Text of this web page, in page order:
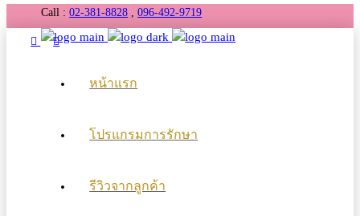
Call :02-381-8828 ,096-492-9719
หน้าแรก
โปรแกรมการรักษา
รีวิวจากลูกค้า